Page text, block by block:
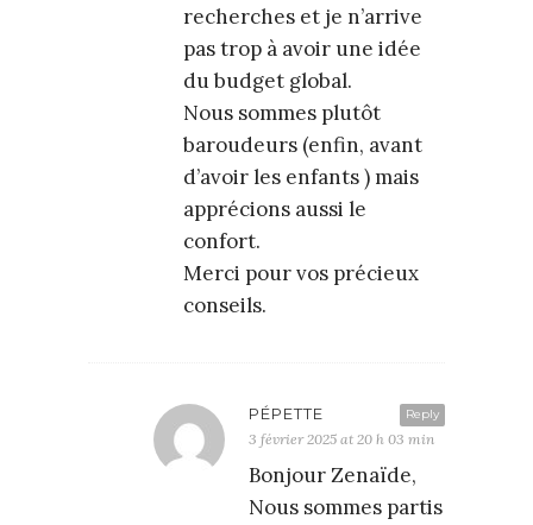
recherches et je n’arrive
pas trop à avoir une idée
du budget global.
Nous sommes plutôt
baroudeurs (enfin, avant
d’avoir les enfants ) mais
apprécions aussi le
confort.
Merci pour vos précieux
conseils.
Reply
PÉPETTE
3 février 2025 at 20 h 03 min
Bonjour Zenaïde,
Nous sommes partis